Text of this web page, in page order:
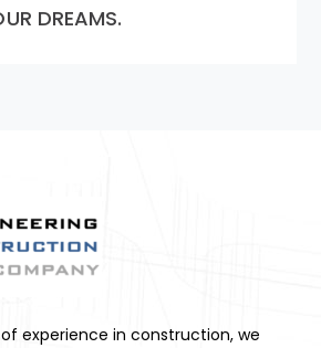
DREAMS.
of experience in construction, we